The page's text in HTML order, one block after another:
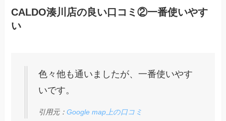
CALDO湊川店の良い口コミ②一番使いやす
い
色々他も通いましたが、一番使いやす
いです。
引用元：Google map上の口コミ